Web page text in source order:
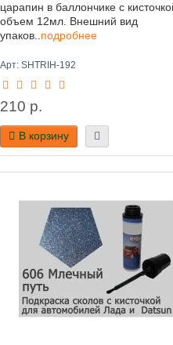
царапин в баллончике с
объем 12мл. Внешний вид
упаков.. подробнее
Арт: SHTRIH-192
210 р.
В корзину